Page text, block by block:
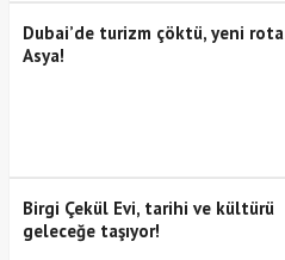
Dubai’de turizm çöktü, yeni rota
Asya!
Birgi Çekül Evi, tarihi ve kültürü
geleceğe taşıyor!